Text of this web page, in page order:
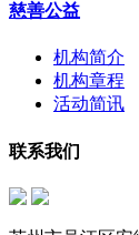
慈善公益
机构简介
机构章程
活动简讯
联系我们